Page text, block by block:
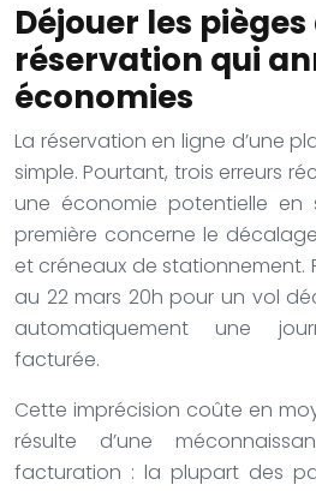
Déjouer les pièges
réservation qui
économies
La réservation en ligne d’une
simple. Pourtant, trois erreurs
une économie potentielle en
première concerne le
et créneaux de stationnement.
au 22 mars 20h pour un vol
automatiquement une
facturée.
Cette imprécision coûte en
résulte d’une
facturation : la plupart des